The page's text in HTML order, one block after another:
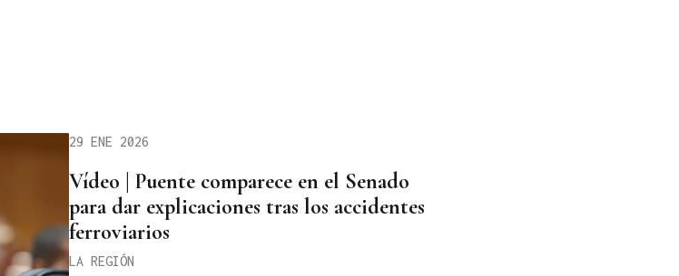
29 ENE 2026
Vídeo | Puente comparece en el Senado
para dar explicaciones tras los accidentes
ferroviarios
LA REGIÓN